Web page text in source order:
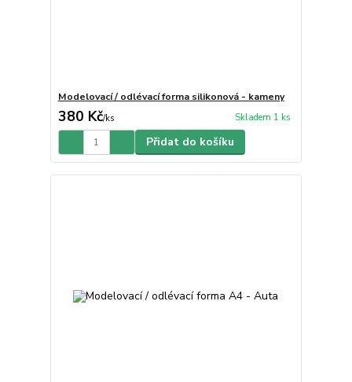
Modelovací / odlévací forma silikonová - kameny
380 Kč/ks Skladem 1 ks
Přidat do košíku